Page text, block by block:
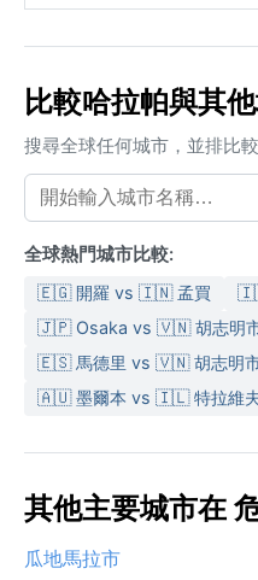
比較哈拉帕與其
搜尋全球任何城市，並排比
全球熱門城市比較:
🇪🇬 開羅 vs 🇮🇳 孟買
🇯🇵 Osaka vs 🇻🇳 胡志明
🇪🇸 馬德里 vs 🇻🇳 胡志明
🇦🇺 墨爾本 vs 🇮🇱 特拉維
其他主要城市在
瓜地馬拉市